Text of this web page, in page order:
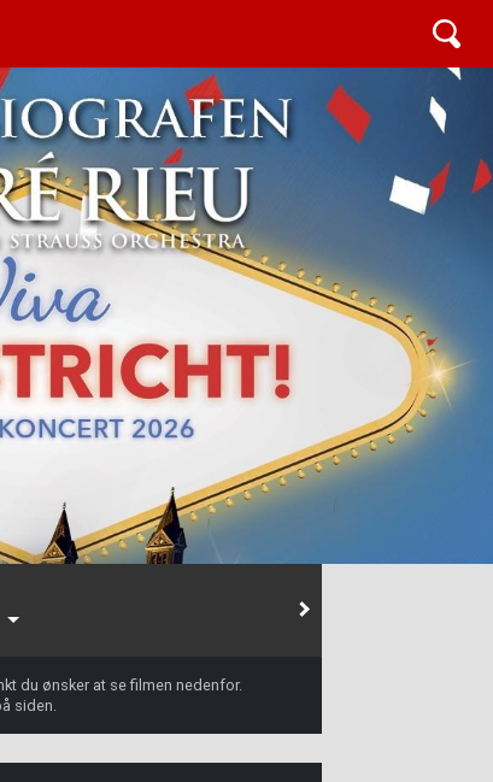
du ønsker at se filmen nedenfor.
siden.